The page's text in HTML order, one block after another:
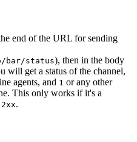
end of the URL for sending
bar/status), then in the body
will get a status of the channel,
agents, and 1 or any other
This only works if it's a
2xx.